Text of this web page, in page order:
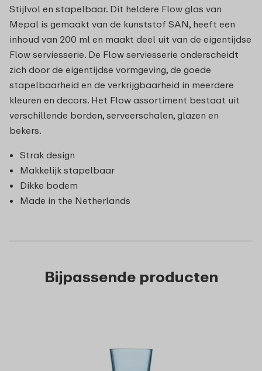
Stijlvol en stapelbaar. Dit heldere Flow glas van
Mepal is gemaakt van de kunststof SAN, heeft een
inhoud van 200 ml en maakt deel uit van de eigentijdse
Flow serviesserie. De Flow serviesserie onderscheidt
zich door de eigentijdse vormgeving, de goede
stapelbaarheid en de verkrijgbaarheid in meerdere
kleuren en decors. Het Flow assortiment bestaat uit
verschillende borden, serveerschalen, glazen en
bekers.
Strak design
Makkelijk stapelbaar
Dikke bodem
Made in the Netherlands
Bijpassende producten